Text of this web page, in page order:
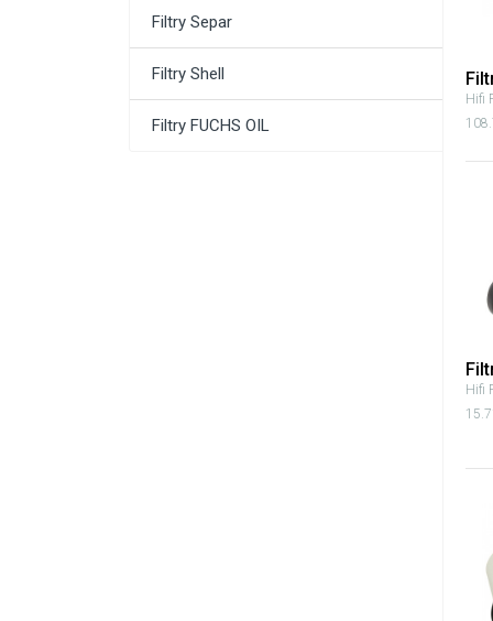
Filtry Separ
Filtry Shell
Filtry FUCHS OIL
Hifi
Hifi